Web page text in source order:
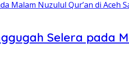
Selera pada